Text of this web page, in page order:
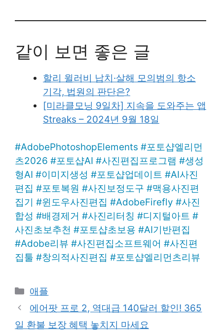
같이 보면 좋은 글
할리 윌러비 납치·살해 모의범의 항소
기각, 법원의 판단은?
[미라클모닝 9일차] 지속을 도와주는 앱
Streaks – 2024년 9월 18일
#AdobePhotoshopElements #포토샵엘리먼
츠2026 #포토샵AI #사진편집프로그램 #생성
형AI #이미지생성 #포토샵업데이트 #AI사진
편집 #포토복원 #사진보정도구 #맥용사진편
집기 #윈도우사진편집 #AdobeFirefly #사진
합성 #배경제거 #사진리터칭 #디지털아트 #
사진초보추천 #포토샵초보용 #AI기반편집
#Adobe리뷰 #사진편집소프트웨어 #사진편
집툴 #창의적사진편집 #포토샵엘리먼츠리뷰
Categories
애플
에어팟 프로 2, 역대급 140달러 할인! 365
일 환불 보장 혜택 놓치지 마세요